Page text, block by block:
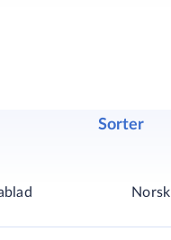
Sorter
Norsk